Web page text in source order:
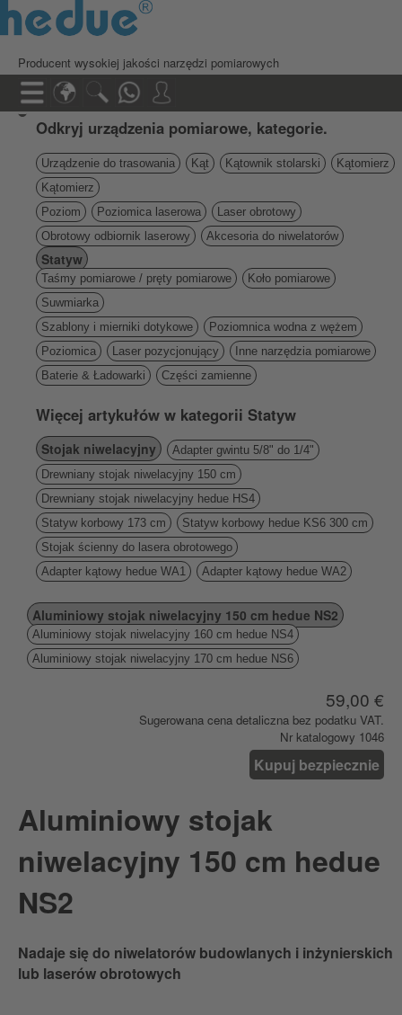
Producent wysokiej jakości narzędzi pomiarowych
Odkryj urządzenia pomiarowe, kategorie.
Urządzenie do trasowania Kąt Kątownik stolarski
Kątomierz
Kątomierz
Poziom
Poziomica laserowa
Laser obrotowy
Obrotowy odbiornik laserowy
Akcesoria do niwelatorów
Statyw
Taśmy pomiarowe / pręty pomiarowe
Koło pomiarowe
Suwmiarka
Szablony i mierniki dotykowe
Poziomnica wodna z wężem
Poziomica
Laser pozycjonujący
Inne narzędzia pomiarowe
Baterie & Ładowarki
Części zamienne
Więcej artykułów w kategorii Statyw
Stojak niwelacyjny
Adapter gwintu 5/8" do 1/4"
Drewniany stojak niwelacyjny 150 cm
Drewniany stojak niwelacyjny hedue HS4
Statyw korbowy 173 cm
Statyw korbowy hedue KS6 300 cm
Stojak ścienny do lasera obrotowego
Adapter kątowy hedue WA1
Adapter kątowy hedue WA2
Aluminiowy stojak niwelacyjny 150 cm hedue NS2
Aluminiowy stojak niwelacyjny 160 cm hedue NS4
Aluminiowy stojak niwelacyjny 170 cm hedue NS6
59,00 €
Sugerowana cena detaliczna bez podatku VAT.
Nr katalogowy 1046
Kupuj bezpiecznie
Aluminiowy stojak
niwelacyjny 150 cm hedue
NS2
Nadaje się do niwelatorów budowlanych i inżynierskich
lub laserów obrotowych